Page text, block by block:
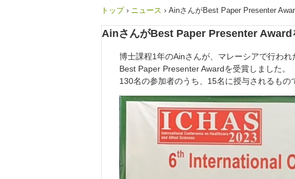
トップ › ニュース › AinさんがBest Paper Presenter
AinさんがBest Paper Presenter Award
博士課程1年のAinさんが、マレーシアで行わ
Best Paper Presenter Awardを受賞しました。
130名の参加者のうち、15名に授与されるもの